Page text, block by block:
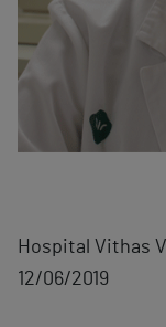
Hospital Vithas
12/06/2019